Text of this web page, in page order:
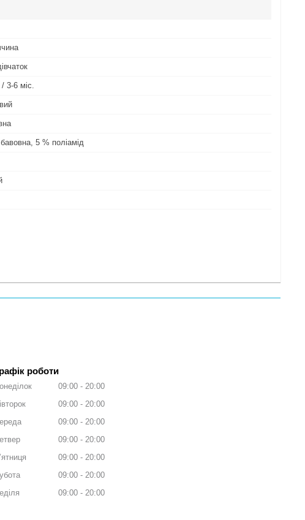
3-6 міс.
5 % поліамід
роботи
09:00
20:00
09:00
20:00
09:00
20:00
09:00
20:00
09:00
20:00
09:00
20:00
09:00 20:00